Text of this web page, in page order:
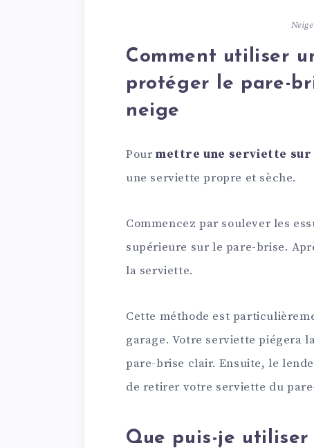
Comment utiliser
protéger le pare-
neige
Pour mettre une serviette
une serviette propre et sèche.
Commencez par soulever les
supérieure sur le pare-brise.
la serviette.
Cette méthode est
garage. Votre serviette piégera
pare-brise clair. Ensuite, le
de retirer votre serviette du
Que puis-je